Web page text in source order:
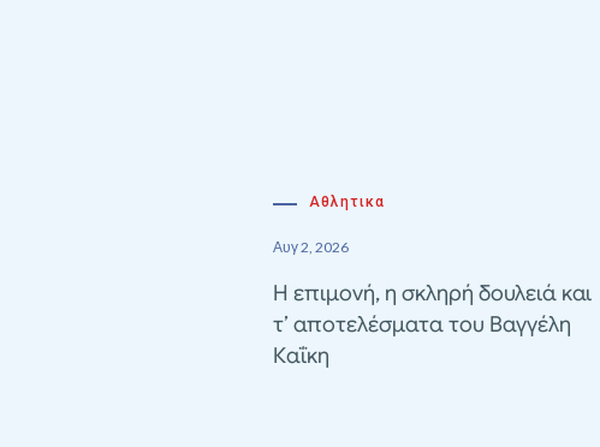
Αθλητικα
Αυγ 2, 2026
Η επιμονή, η σκληρή δουλειά και
τ’ αποτελέσματα του Βαγγέλη
Καΐκη